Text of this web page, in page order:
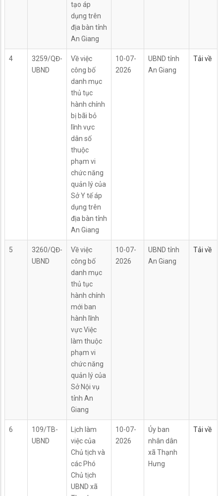
tạo áp
dụng trên
địa bàn tỉnh
An Giang
4
3259/QĐ-
UBND
Về việc
công bố
danh mục
thủ tục
hành chính
bị bãi bỏ
lĩnh vực
dân số
thuộc
phạm vi
chức năng
quản lý của
Sở Y tế áp
dụng trên
địa bàn tỉnh
An Giang
10-07-
2026
UBND tỉnh
An Giang
Tải về
5
3260/QĐ-
UBND
Về việc
công bố
danh mục
thủ tục
hành chính
mới ban
hành lĩnh
vực Việc
làm thuộc
phạm vi
chức năng
quản lý của
Sở Nội vụ
tỉnh An
Giang
10-07-
2026
UBND tỉnh
An Giang
Tải về
6
109/TB-
UBND
Lịch làm
việc của
Chủ tịch và
các Phó
Chủ tịch
UBND xã
10-07-
2026
Ủy ban
nhân dân
xã Thạnh
Hưng
Tải về